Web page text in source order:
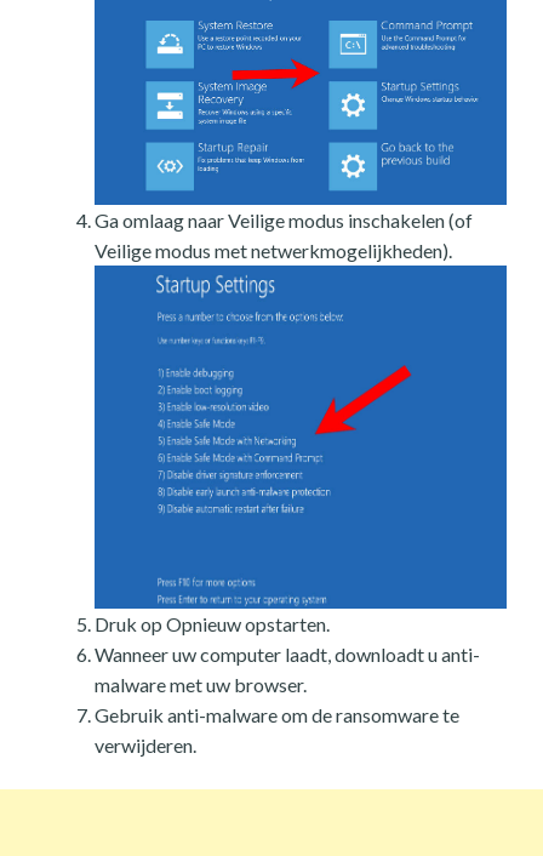
Ga omlaag naar Veilige modus inschakelen (of
Veilige modus met netwerkmogelijkheden).
Druk op Opnieuw opstarten.
Wanneer uw computer laadt, downloadt u anti-
malware met uw browser.
Gebruik anti-malware om de ransomware te
verwijderen.